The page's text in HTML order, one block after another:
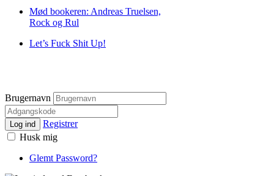
Mød bookeren: Andreas Truelsen,
Rock og Rul
Let’s Fuck Shit Up!
Brugernavn
Log ind
Registrer
Husk mig
Glemt Password?